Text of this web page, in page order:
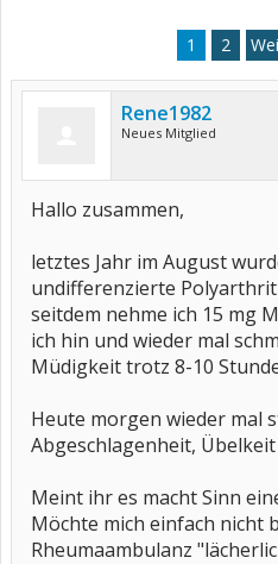
1 2
Rene1982
Neues Mitglied
Hallo zusammen,
letztes Jahr im August
undifferenzierte
seitdem nehme ich 15 mg
ich hin und wieder mal
Müdigkeit trotz 8-10
Heute morgen wieder mal
Abgeschlagenheit,
Meint ihr es macht Sinn
Möchte mich einfach nicht
Rheumaambulanz